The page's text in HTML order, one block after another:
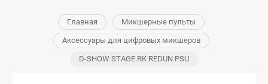
Главная Микшерные пульты
Аксессуары для цифровых микшеров
D-SHOW STAGE RK REDUN PSU